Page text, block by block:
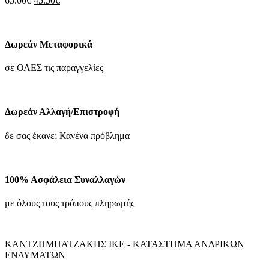
να
του
45.50€.
Δωρεάν Μεταφορικά
σε ΟΛΕΣ τις παραγγελίες
Δωρεάν Αλλαγή/Επιστροφή
δε σας έκανε; Κανένα πρόβλημα
100% Ασφάλεια Συναλλαγών
με όλους τους τρόπους πληρωμής
ΚΑΝΤΖΗΜΠΑΤΖΑΚΗΣ ΙΚΕ - ΚΑΤΑΣΤΗΜΑ ΑΝΔΡΙΚΩΝ
ΕΝΔΥΜΑΤΩΝ